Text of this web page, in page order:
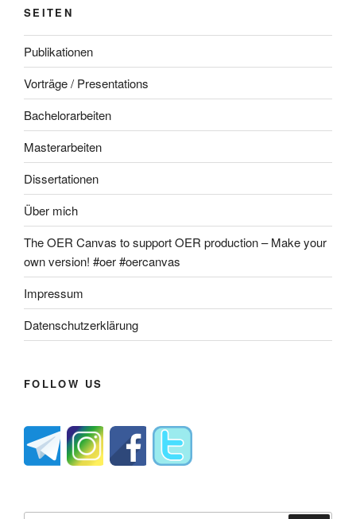
SEITEN
Publikationen
Vorträge / Presentations
Bachelorarbeiten
Masterarbeiten
Dissertationen
Über mich
The OER Canvas to support OER production – Make your
own version! #oer #oercanvas
Impressum
Datenschutzerklärung
FOLLOW US